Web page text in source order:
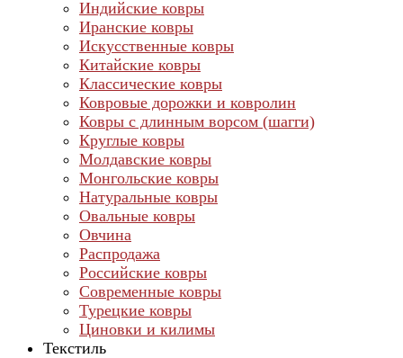
Индийские ковры
Иранские ковры
Искусственные ковры
Китайские ковры
Классические ковры
Ковровые дорожки и ковролин
Ковры с длинным ворсом (шагги)
Круглые ковры
Молдавские ковры
Монгольские ковры
Натуральные ковры
Овальные ковры
Овчина
Распродажа
Российские ковры
Современные ковры
Турецкие ковры
Циновки и килимы
Текстиль